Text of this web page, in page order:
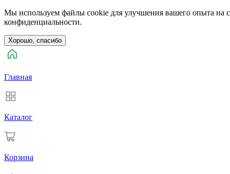
Мы используем файлы cookie для улучшения вашего опыта на
конфиденциальности.
Хорошо, спасибо
Главная
Каталог
Корзина